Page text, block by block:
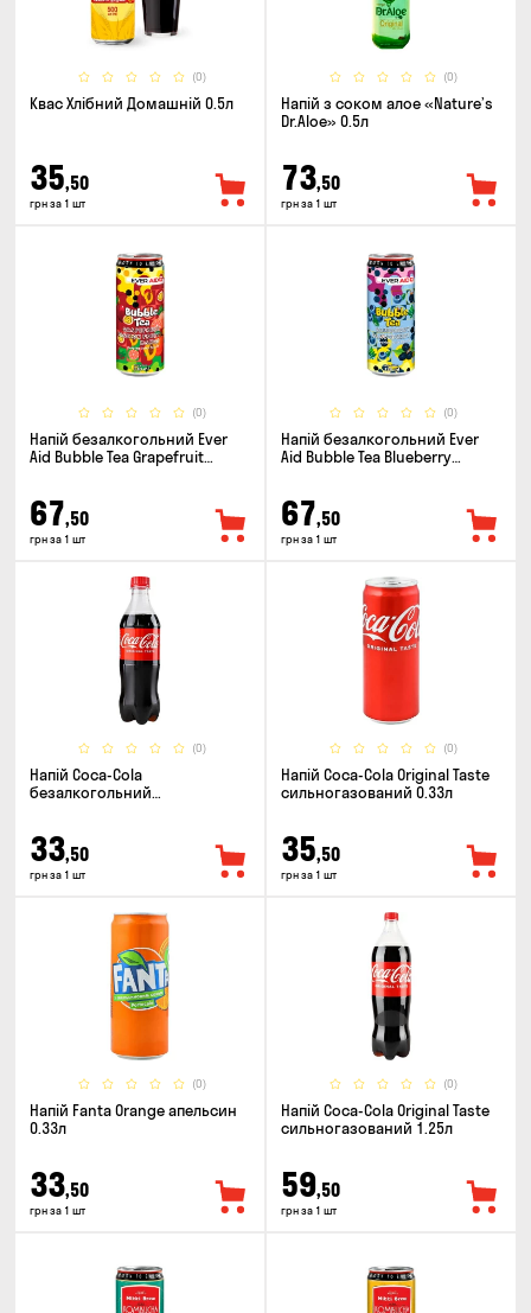
(0)
Квас Хлібний Домашній 0.5л
35,50
грн за 1 шт
(0)
Напій з соком алое «Nature’s
Dr.Aloe» 0.5л
73,50
грн за 1 шт
(0)
Напій безалкогольний Ever
Aid Bubble Tea Grapefruit
67,50
грн за 1 шт
(0)
Напій безалкогольний Ever
Aid Bubble Tea Blueberry
67,50
грн за 1 шт
(0)
Напій Coca-Cola
безалкогольний
33,50
грн за 1 шт
(0)
Напій Coca-Cola Original Taste
сильногазований 0.33л
35,50
грн за 1 шт
(0)
Напій Fanta Orange апельсин
0.33л
33,50
грн за 1 шт
(0)
Напій Coca-Cola Original Taste
сильногазований 1.25л
59,50
грн за 1 шт